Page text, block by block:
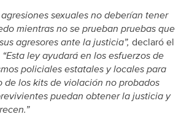
sexuales no deberían tener
mientras no se prueban pruebas que
agresores ante la justicia”, declaró el
“Esta ley ayudará en los esfuerzos de
policiales estatales y locales para
de los kits de violación no probados
puedan obtener la justicia y